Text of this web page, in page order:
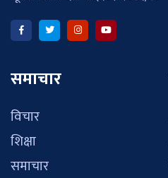
समाचार
विचार
शिक्षा
समाचार